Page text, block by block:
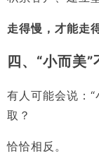
走得慢，才能走
四、“小而美
有人可能会说：
取？
恰恰相反。